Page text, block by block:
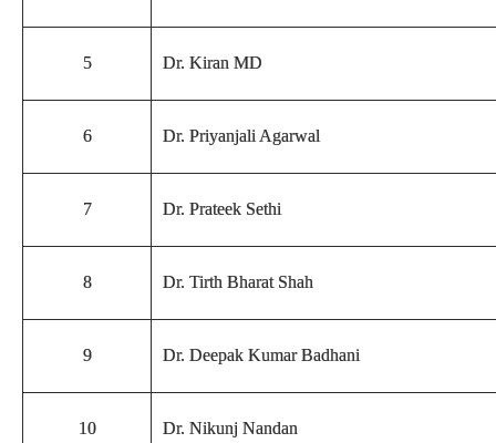
5 Dr. Kiran MD
6 Dr. Priyanjali Agarwal
7 Dr. Prateek Sethi
8 Dr. Tirth Bharat Shah
9 Dr. Deepak Kumar Badhani
10 Dr. Nikunj Nandan